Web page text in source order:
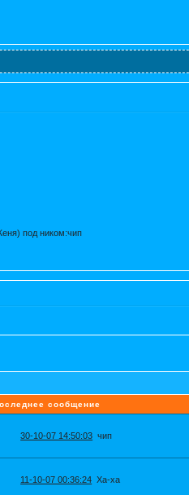
под ником:чип
сообщение
30-10-07 14:50:03 чип
11-10-07 00:36:24 Ха-ха